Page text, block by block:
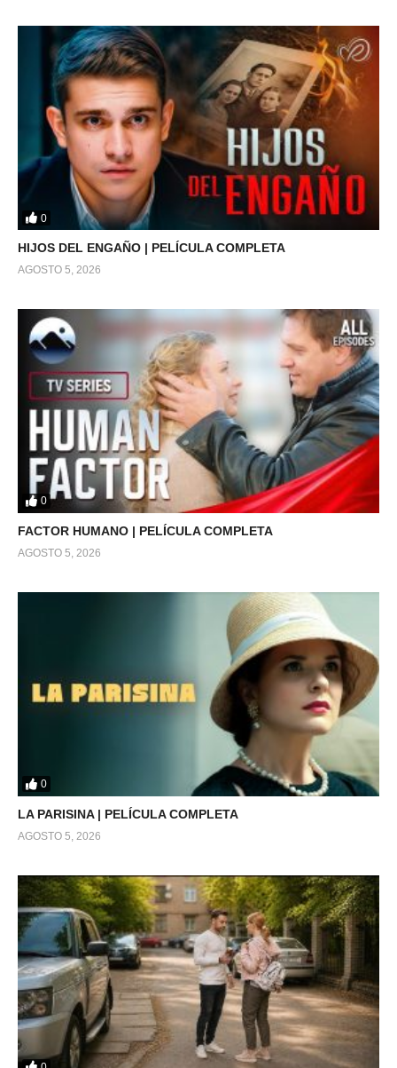
0
HIJOS DEL ENGAÑO | PELÍCULA COMPLETA
AGOSTO 5, 2026
0
FACTOR HUMANO | PELÍCULA COMPLETA
AGOSTO 5, 2026
0
LA PARISINA | PELÍCULA COMPLETA
AGOSTO 5, 2026